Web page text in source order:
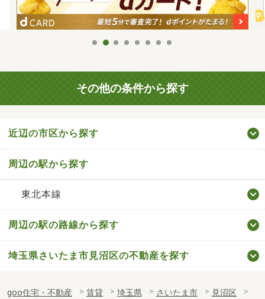
その他の条件から探す
近辺の市区から探す
周辺の駅から探す
東北本線
周辺の駅の路線から探す
埼玉県さいたま市見沼区の不動産を探す
goo住宅・不動産 賃貸 埼玉県 さいたま市
見沼区